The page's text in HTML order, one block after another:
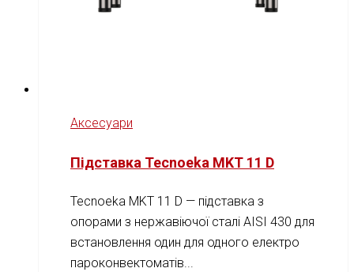
Аксесуари
Підставка Tecnoeka MKT 11 D
Tecnoeka MKT 11 D — підставка з
опорами з нержавіючої сталі AISI 430 для
встановлення один для одного електро
пароконвектоматів...